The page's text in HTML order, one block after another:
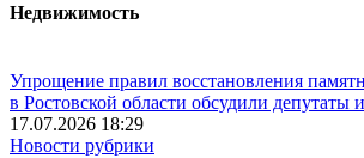
Недвижимость
Упрощение правил восстановления
в Ростовской области обсудили депутаты
17.07.2026 18:29
Новости рубрики